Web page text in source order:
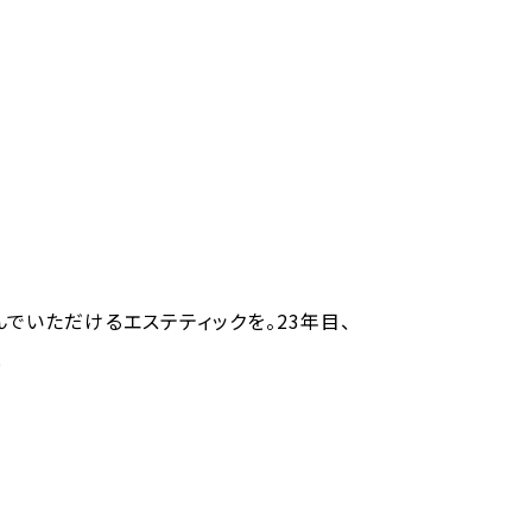
いただけるエステティックを。23年目、